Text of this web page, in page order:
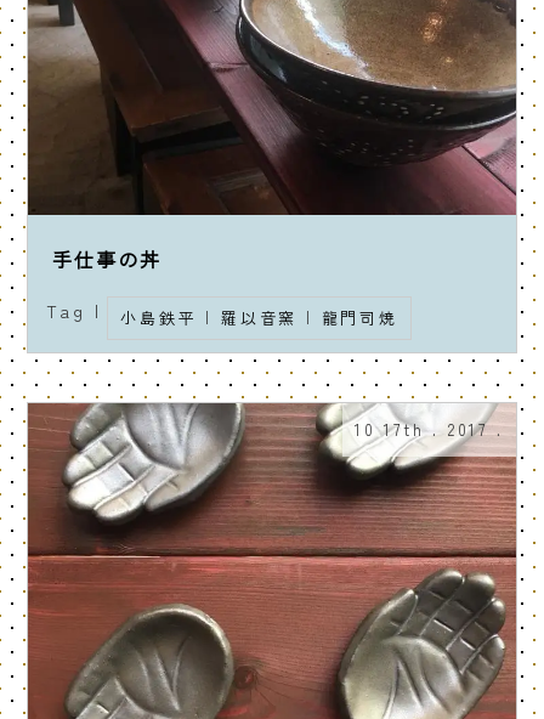
手仕事の丼
Tag | 小島鉄平 |羅以音窯 | 龍門司焼
10 17th . 2017 .